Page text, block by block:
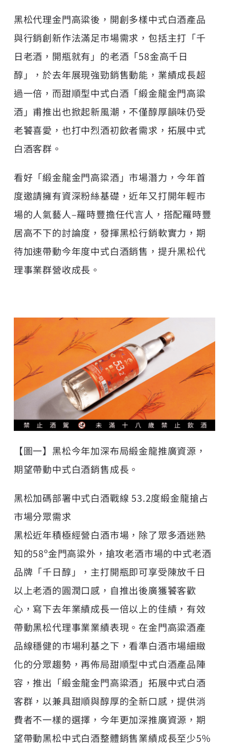
黑松代理金門高粱後，開創多樣中式白酒產品
與行銷創新作法滿足市場需求，包括主打「千
日老酒，開瓶就有」的老酒「58金高千日
醇」，於去年展現強勁銷售動能，業績成長超
過一倍，而甜順型中式白酒「緞金龍金門高粱
酒」甫推出也掀起新風潮，不僅醇厚韻味仍受
老饕喜愛，也打中烈酒初飲者需求，拓展中式
白酒客群。
看好「緞金龍金門高粱酒」市場潛力，今年首
度邀請擁有資深粉絲基礎，近年又打開年輕市
場的人氣藝人–羅時豐擔任代言人，搭配羅時豐
居高不下的討論度，發揮黑松行銷軟實力，期
待加速帶動今年度中式白酒銷售，提升黑松代
理事業群營收成長。
【圖一】黑松今年加深布局緞金龍推廣資源，
期望帶動中式白酒銷售成長。
黑松加碼部署中式白酒戰線 53.2度緞金龍搶占
市場分眾需求
黑松近年積極經營白酒市場，除了眾多酒迷熟
知的58º金門高粱外，搶攻老酒市場的中式老酒
品牌「千日醇」，主打開瓶即可享受陳放千日
以上老酒的圓潤口感，自推出後廣獲饕客歡
心，寫下去年業績成長一倍以上的佳績，有效
帶動黑松代理事業業績表現。在金門高粱酒產
品線穩健的市場利基之下，看準白酒市場細緻
化的分眾趨勢，再佈局甜順型中式白酒產品陣
容，推出「緞金龍金門高粱酒」拓展中式白酒
客群，以兼具甜順與醇厚的全新口感，提供消
費者不一樣的選擇，今年更加深推廣資源，期
望帶動黑松中式白酒整體銷售業績成長至少5%